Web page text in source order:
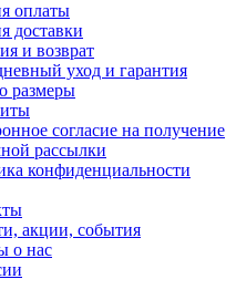
оплаты
доставки
и возврат
уход и гарантия
размеры
согласие на получение
рассылки
конфиденциальности
акции, события
о нас